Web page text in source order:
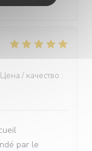
Цена / качество :
par le